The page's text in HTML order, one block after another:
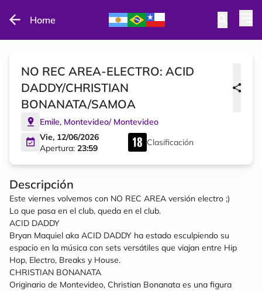
Home
NO REC AREA-ELECTRO: ACID
DADDY/CHRISTIAN
BONANATA/SAMOA
Emile, Montevideo/ Montevideo
Vie, 12/06/2026
Apertura: 23:59
Clasificación
Descripción
Este viernes volvemos con NO REC AREA versión electro ;)
Lo que pasa en el club, queda en el club.
ACID DADDY
Bryan Maquiel aka ACID DADDY ha estado esculpiendo su
espacio en la música con sets versátiles que viajan entre Hip
Hop, Electro, Breaks y House.
CHRISTIAN BONANATA
Originario de Montevideo, Christian Bonanata es una figura